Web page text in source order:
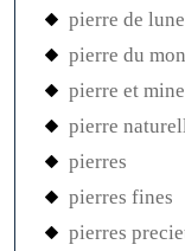
pierre de lune
pierre du
pierre et
pierre
pierres
pierres fines
pierres